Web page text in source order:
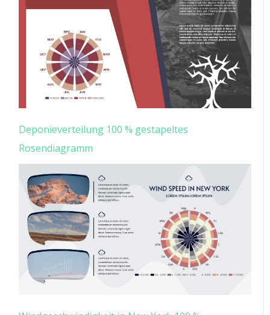
Deponieverteilung 100 % gestapeltes
Rosendiagramm